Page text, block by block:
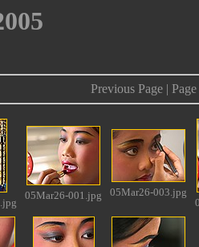
Previous Page |
05Mar26-001.jpg
05Mar26-003.jpg